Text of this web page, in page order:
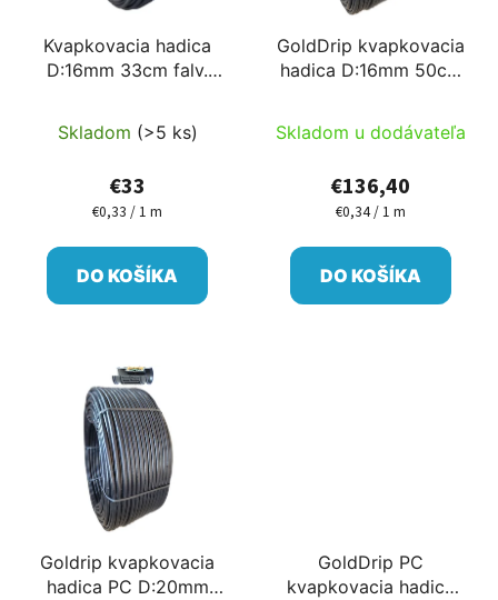
Kvapkovacia hadica
D:16mm 33cm falv.
do záhrad 100m 2-4l/h
Skladom (>5 ks)
€33
Jednotková
€0,33 / 1 m
DO KOŠÍKA
GoldDrip kvapkovacia
hadica D:16mm 50cm
40mil=1mm pre
ovocné sady 400m
Skladom u dodávateľa
€136,40
Jednotková
€0,34 / 1 m
DO KOŠÍKA
Goldrip kvapkovacia
hadica PC D:20mm
GoldDrip PC
kvapkovacia hadica